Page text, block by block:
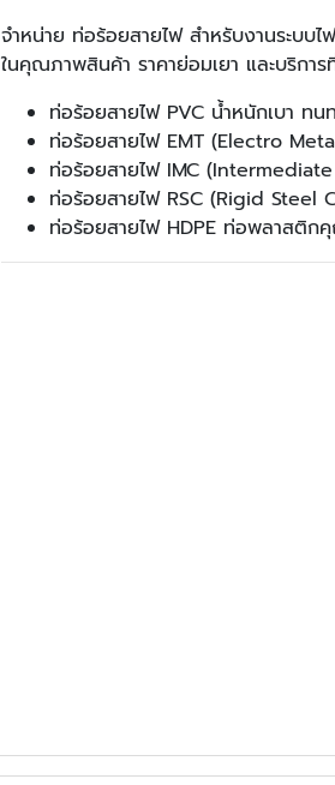
จำหน่าย ท่อร้อยสายไฟ สำหรับงานระบบ
ในคุณภาพสินค้า ราคาย่อมเยา และบริการ
ท่อร้อยสายไฟ PVC น้ำหนักเบา ท
ท่อร้อยสายไฟ EMT (Electro
ท่อร้อยสายไฟ IMC
ท่อร้อยสายไฟ RSC (Rigid Steel
ท่อร้อยสายไฟ HDPE ท่อพลาสติก